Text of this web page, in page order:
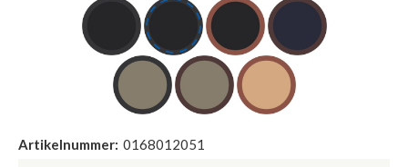
Artikelnummer: 0168012051